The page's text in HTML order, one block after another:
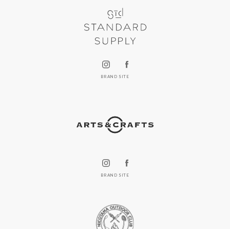
BRAND SITE
BRAND SITE